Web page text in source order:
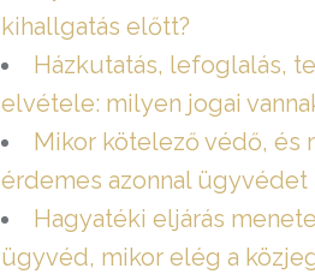
kihallgatás előtt?
Házkutatás, lefoglalás,
elvétele: milyen jogai
Mikor kötelező védő, és
érdemes azonnal ügyvédet
Hagyatéki eljárás
ügyvéd, mikor elég a